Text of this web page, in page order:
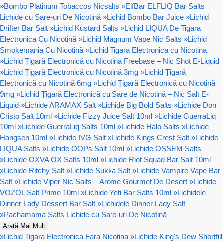
»Bombo Platinum Tobaccos Nicsalts »ElfBar ELFLIQ Bar Salts
Lichide cu Sare-uri De Nicotină »Lichid Bombo Bar Juice »Lichid
Drifter Bar Salt »Lichid Kustard Salts »Lichid LIQUA De Tigara
Electronica Cu Nicotină »Lichid Magnum Vape Nic Salts »Lichid
Smokemania Cu Nicotină »Lichid Tigara Electronica cu Nicotina
»Lichid Țigară Electronică cu Nicotina Freebase – Nic Shot E-Liquid
»Lichid Țigară Electronică cu Nicotină 3mg »Lichid Țigară
Electronică cu Nicotină 6mg »Lichid Țigară Electronică cu Nicotină
9mg »Lichid Țigară Electronică cu Sare de Nicotină – Nic Salt E-
Liquid »Lichide ARAMAX Salt »Lichide Big Bold Salts »Lichide Don
Cristo Salt 10ml »Lichide Fizzy Juice Salt 10ml »Lichide GuerraLiq
10ml »Lichide GuerraLiq Salts 10ml »Lichide Halo Salts »Lichide
Hangsen 10ml »Lichide IVG Salt »Lichide Kings Crest Salt »Lichide
LIQUA Salts »Lichide OOPs Salt 10ml »Lichide OSSEM Salts
»Lichide OXVA OX Salts 10ml »Lichide Riot Squad Bar Salt 10ml
»Lichide Ritchy Salt »Lichide Sukka Salt »Lichide Vampire Vape Bar
Salt »Lichide Viper Nic Salts – Arome Gourmet De Desert »Lichide
VOZOL Salt Prime 10ml »Lichide Yeti Bar Salts 10ml »Lichidele
Dinner Lady Dessert Bar Salt »Lichidele Dinner Lady Salt
»Pachamama Salts Lichide cu Sare-uri De Nicotină
Arată Mai Mult
»Lichid Tigara Electronica Fara Nicotina »Lichide King's Dew Shortfill